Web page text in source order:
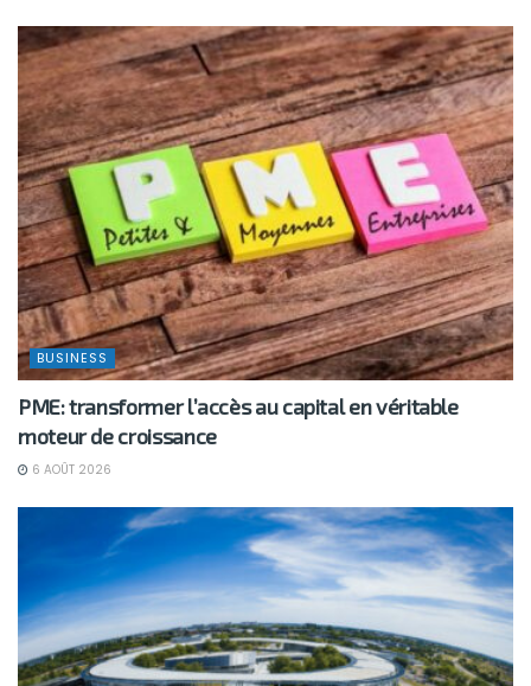
BUSINESS
PME: transformer l’accès au capital en véritable
moteur de croissance
6 AOÛT 2026